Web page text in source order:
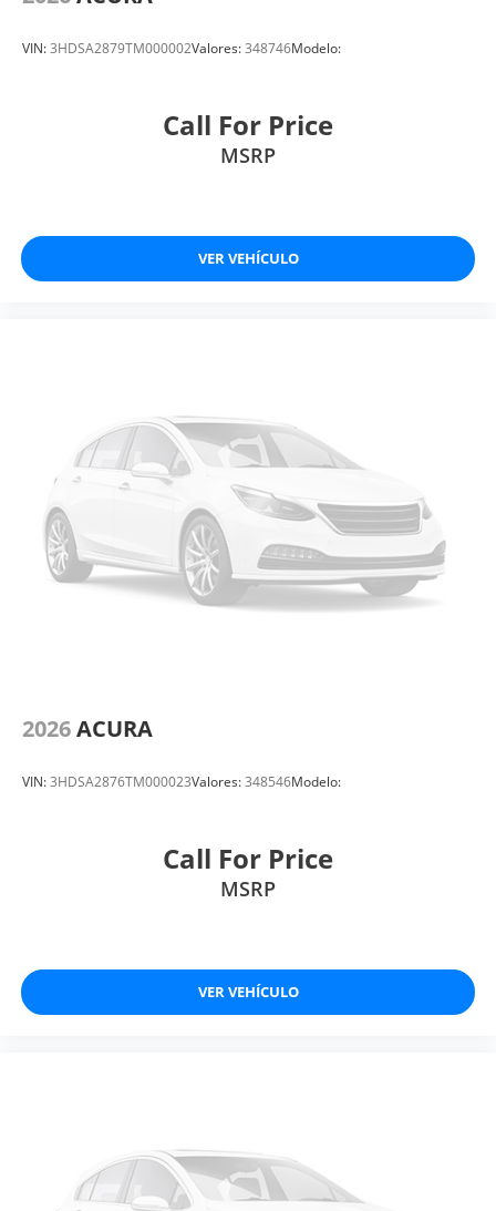
VIN:3HDSA2879TM000002Valores:348746Modelo:
Call For Price
MSRP
VER VEHÍCULO
2026ACURA
VIN:3HDSA2876TM000023Valores:348546Modelo:
Call For Price
MSRP
VER VEHÍCULO